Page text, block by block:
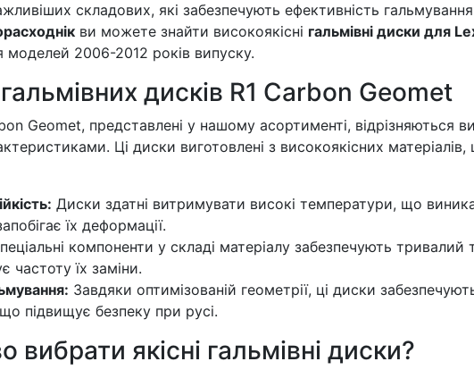
складових, які забезпечують ефективність
ви можете знайти високоякісні гальмівні диски для
моделей 2006-2012 років випуску.
дисків R1 Carbon Geomet
Geomet, представлені у нашому асортименті, відрізняються
Ці диски виготовлені з високоякісних матеріалів,
Диски здатні витримувати високі температури, що
їх деформації.
компоненти у складі матеріалу забезпечують тривалий
їх заміни.
Завдяки оптимізованій геометрії, ці диски
підвищує безпеку при русі.
якісні гальмівні диски?